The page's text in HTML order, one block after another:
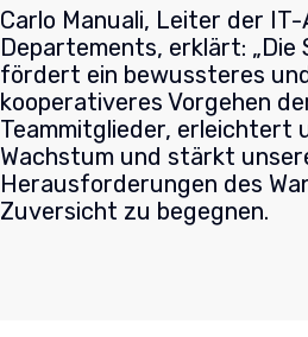
Carlo Manuali, Leiter der
Departements, erklärt: „Die
fördert ein bewussteres
kooperativeres Vorgehen
Teammitglieder, erleichtert
Wachstum und stärkt
Herausforderungen des
Zuversicht zu begegnen.